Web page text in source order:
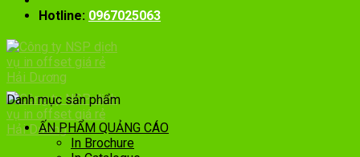
Hotline: 0967025063
Danh mục sản phẩm
ẤN PHẨM QUẢNG CÁO
In Brochure